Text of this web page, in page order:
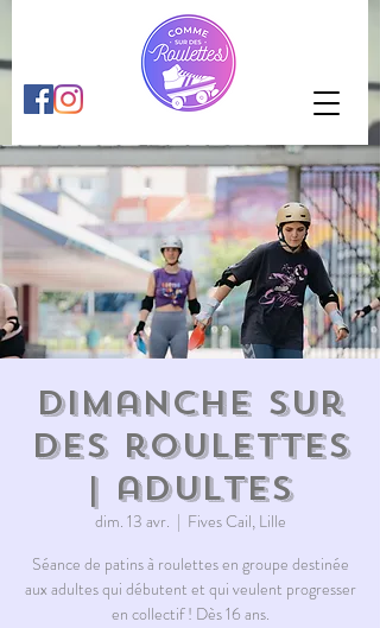
Dimanche sur
des roulettes
| adultes
dim. 13 avr.
  |
Fives Cail, Lille
Séance de patins à roulettes en groupe destinée
aux adultes qui débutent et qui veulent progresser
en collectif ! Dès 16 ans.